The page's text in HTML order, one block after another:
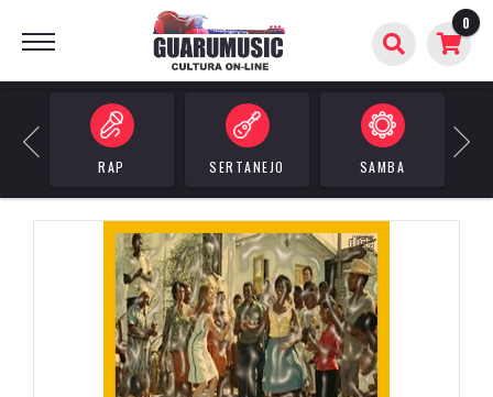
0
Previous
RAP SERTANEJO SAMBA
Next
BUSCAR